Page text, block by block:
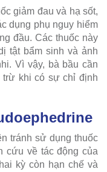
giảm đau và hạ sốt,
dụng phụ nguy hiểm
đầu. Các thuốc này
tật bẩm sinh và ảnh
Vì vậy, bà bầu cần
trừ khi có sự chỉ định
tránh sử dụng thuốc
cứu về tác động của
kỳ còn hạn chế và